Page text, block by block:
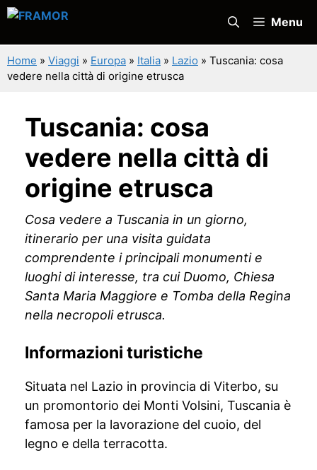
Vai
contenuto
Menu
Home » Viaggi » Europa » Italia » Lazio » Tuscania: cosa
vedere nella città di origine etrusca
Tuscania: cosa
vedere nella città di
origine etrusca
Cosa vedere a Tuscania in un giorno,
itinerario per una visita guidata
comprendente i principali monumenti e
luoghi di interesse, tra cui Duomo, Chiesa
Santa Maria Maggiore e Tomba della Regina
nella necropoli etrusca.
Informazioni turistiche
Situata nel Lazio in provincia di Viterbo, su
un promontorio dei Monti Volsini, Tuscania è
famosa per la lavorazione del cuoio, del
legno e della terracotta.